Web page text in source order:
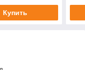
Купить